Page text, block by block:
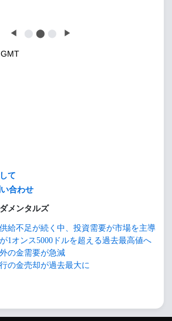
◀ ⬤ ⬤ ⬤ ▶
GMT
て
合わせ
メンタルズ
給不足が続く中、投資需要が市場を主導
1オンス5000ドルを超える過去最高値へ
の金需要が急減
の金売却が過去最大に